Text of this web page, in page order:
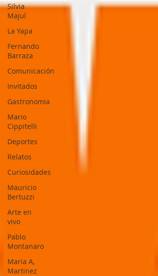
Silvia
Majul
La Yapa
Fernando
Barraza
Comunicación
Invitados
Gastronomia
Mario
Cippitelli
Deportes
Relatos
Curiosidades
Mauricio
Bertuzzi
Arte en
vivo
Pablo
Montanaro
Maria A,
Martinez